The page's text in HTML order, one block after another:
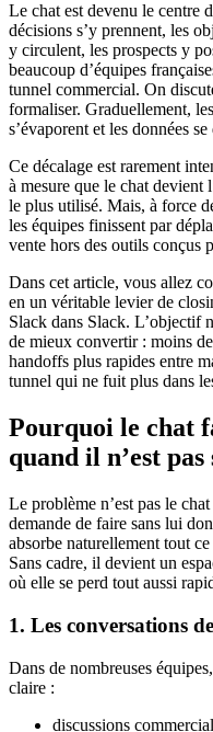
Le chat est devenu le centre
décisions s’y prennent, les
y circulent, les prospects y
beaucoup d’équipes
tunnel commercial. On
formaliser. Graduellement,
s’évaporent et les données se
Ce décalage est rarement
à mesure que le chat devient
le plus utilisé. Mais, à force
les équipes finissent par
vente hors des outils conçus
Dans cet article, vous allez
en un véritable levier de
Slack dans Slack. L’objectif
de mieux convertir : moins
handoffs plus rapides entre
tunnel qui ne fuit plus dans
Pourquoi le chat
quand il n’est
Le problème n’est pas le
demande de faire sans lui
absorbe naturellement tout
Sans cadre, il devient un
où elle se perd tout aussi
1. Les conversations
Dans de nombreuses
claire :
discussions